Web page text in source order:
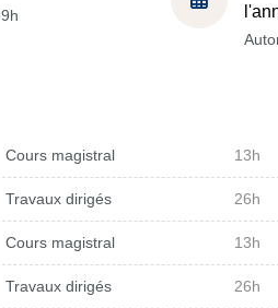
Cours magistral 13h
Travaux dirigés 26h
Cours magistral 13h
Travaux dirigés 26h